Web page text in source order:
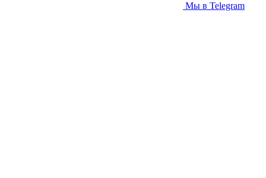
Мы в Telegram